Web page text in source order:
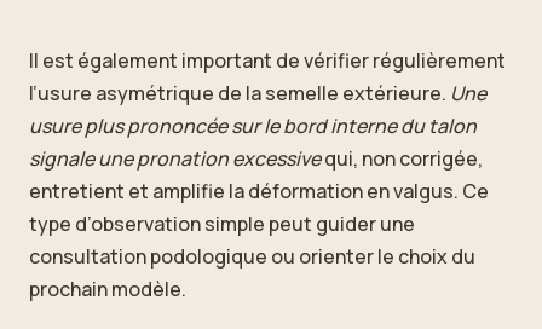
Il est également important de vérifier régulièrement
l’usure asymétrique de la semelle extérieure. Une
usure plus prononcée sur le bord interne du talon
signale une pronation excessivequi, non corrigée,
entretient et amplifie la déformation en valgus. Ce
type d’observation simple peut guider une
consultation podologique ou orienter le choix du
prochain modèle.